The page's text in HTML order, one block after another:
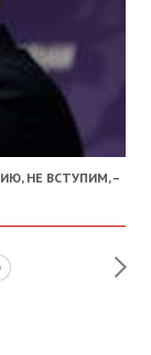
НЕ ВСТУПИМ, –